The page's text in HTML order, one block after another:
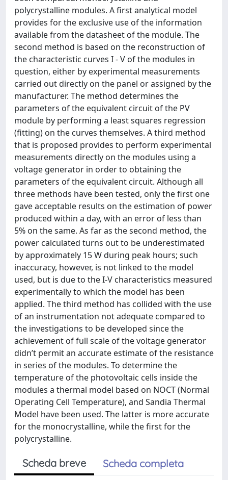
polycrystalline modules. A first analytical model
provides for the exclusive use of the information
available from the datasheet of the module. The
second method is based on the reconstruction of
the characteristic curves I - V of the modules in
question, either by experimental measurements
carried out directly on the panel or assigned by the
manufacturer. The method determines the
parameters of the equivalent circuit of the PV
module by performing a least squares regression
(fitting) on the curves themselves. A third method
that is proposed provides to perform experimental
measurements directly on the modules using a
voltage generator in order to obtaining the
parameters of the equivalent circuit. Although all
three methods have been tested, only the first one
gave acceptable results on the estimation of power
produced within a day, with an error of less than
5% on the same. As far as the second method, the
power calculated turns out to be underestimated
by approximately 15 W during peak hours; such
inaccuracy, however, is not linked to the model
used, but is due to the I-V characteristics measured
experimentally to which the model has been
applied. The third method has collided with the use
of an instrumentation not adequate compared to
the investigations to be developed since the
achievement of full scale of the voltage generator
didn’t permit an accurate estimate of the resistance
in series of the modules. To determine the
temperature of the photovoltaic cells inside the
modules a thermal model based on NOCT (Normal
Operating Cell Temperature), and Sandia Thermal
Model have been used. The latter is more accurate
for the monocrystalline, while the first for the
polycrystalline.
Scheda breve Scheda completa